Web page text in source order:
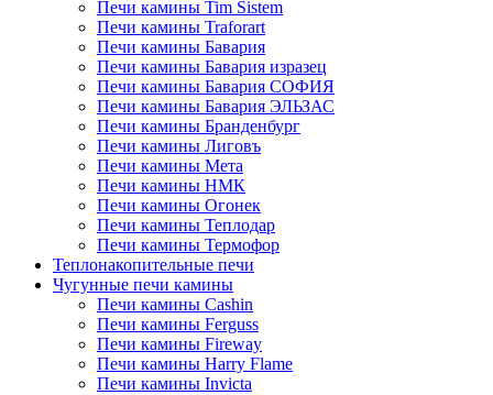
Печи камины Tim Sistem
Печи камины Traforart
Печи камины Бавария
Печи камины Бавария изразец
Печи камины Бавария СОФИЯ
Печи камины Бавария ЭЛЬЗАС
Печи камины Бранденбург
Печи камины Лиговъ
Печи камины Мета
Печи камины НМК
Печи камины Огонек
Печи камины Теплодар
Печи камины Термофор
Теплонакопительные печи
Чугунные печи камины
Печи камины Cashin
Печи камины Ferguss
Печи камины Fireway
Печи камины Harry Flame
Печи камины Invicta